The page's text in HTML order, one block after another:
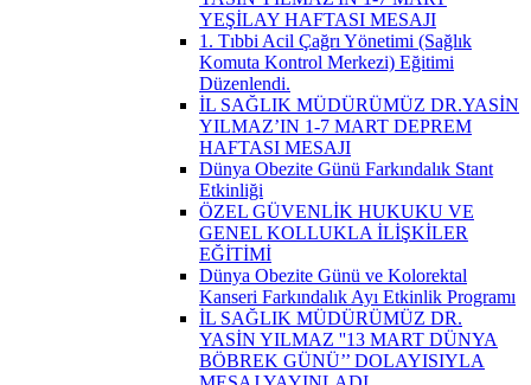
YEŞİLAY HAFTASI MESAJI
1. Tıbbi Acil Çağrı Yönetimi (Sağlık
Komuta Kontrol Merkezi) Eğitimi
Düzenlendi.
İL SAĞLIK MÜDÜRÜMÜZ DR.YASİN
YILMAZ’IN 1-7 MART DEPREM
HAFTASI MESAJI
Dünya Obezite Günü Farkındalık Stant
Etkinliği
ÖZEL GÜVENLİK HUKUKU VE
GENEL KOLLUKLA İLİŞKİLER
EĞİTİMİ
Dünya Obezite Günü ve Kolorektal
Kanseri Farkındalık Ayı Etkinlik Programı
İL SAĞLIK MÜDÜRÜMÜZ DR.
YASİN YILMAZ ''13 MART DÜNYA
BÖBREK GÜNÜ’’ DOLAYISIYLA